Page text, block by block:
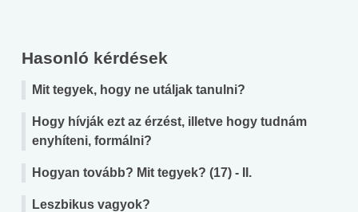
Hasonló kérdések
Mit tegyek, hogy ne utáljak tanulni?
Hogy hívják ezt az érzést, illetve hogy tudnám
enyhíteni, formálni?
Hogyan tovább? Mit tegyek? (17) - II.
Leszbikus vagyok?